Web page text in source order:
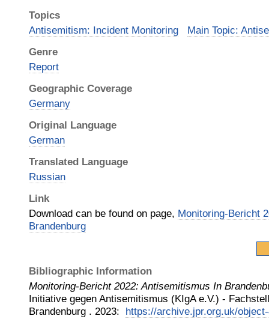
Topics
Antisemitism: Incident Monitoring
Main Topic:
Genre
Report
Geographic Coverage
Germany
Original Language
German
Translated Language
Russian
Link
Download can be found on page, Monitoring-Bericht
Brandenburg
Bibliographic Information
Monitoring-Bericht 2022: Antisemitismus In
Initiative gegen Antisemitismus (KIgA e.V.) -
Brandenburg . 2023: https://archive.jpr.org.uk/